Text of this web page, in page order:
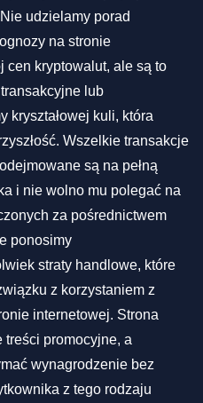
udzielamy porad
na stronie
cen kryptowalut, ale są to
lub
kryształowej kuli, która
Wszelkie transakcje
są na pełną
i nie wolno mu polegać na
za pośrednictwem
ponosimy
straty handlowe, które
z korzystaniem z
internetowej. Strona
treści promocyjne, a
wynagrodzenie bez
z tego rodzaju